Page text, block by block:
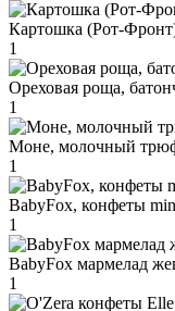
Картошка (Рот-
1
Ореховая роща,
1
Моне, молочный
1
BabyFox, конфеты
1
BabyFox мармелад
1